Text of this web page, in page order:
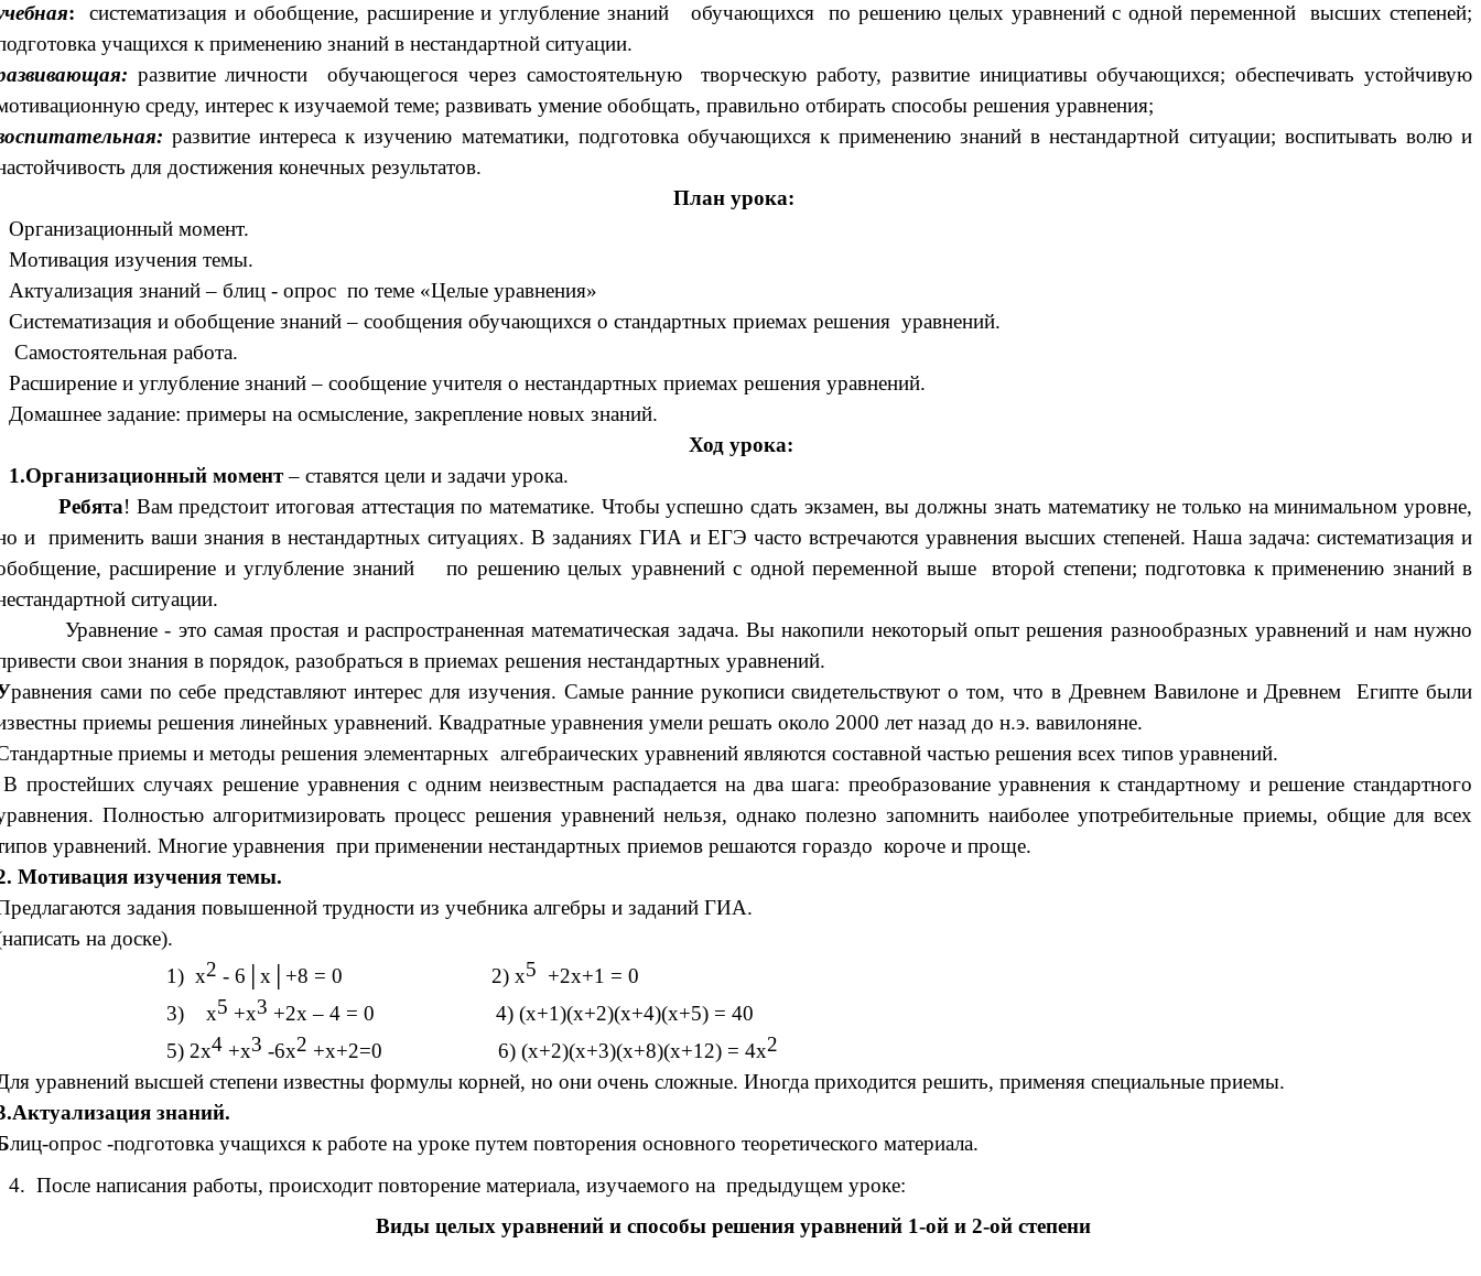
: систематизация и обобщение, расширение и углубление знаний обучающихся по решению целых уравнений с одной переменной высших степеней;
учащихся к применению знаний в нестандартной ситуации.
развитие личности обучающегося через самостоятельную творческую работу, развитие инициативы обучающихся; обеспечивать устойчивую
среду, интерес к изучаемой теме; развивать умение обобщать, правильно отбирать способы решения уравнения;
развитие интереса к изучению математики, подготовка обучающихся к применению знаний в нестандартной ситуации; воспитывать волю и
для достижения конечных результатов.
План урока:
Организационный момент.
Мотивация изучения темы.
Актуализация знаний – блиц - опрос по теме «Целые уравнения»
Систематизация и обобщение знаний – сообщения обучающихся о стандартных приемах решения уравнений.
Самостоятельная работа.
Расширение и углубление знаний – сообщение учителя о нестандартных приемах решения уравнений.
Домашнее задание: примеры на осмысление, закрепление новых знаний.
Ход урока:
1.Организационный момент– ставятся цели и задачи урока.
! Вам предстоит итоговая аттестация по математике. Чтобы успешно сдать экзамен, вы должны знать математику не только на минимальном уровне,
и применить ваши знания в нестандартных ситуациях. В заданиях ГИА и ЕГЭ часто встречаются уравнения высших степеней. Наша задача: систематизация и
расширение и углубление знаний по решению целых уравнений с одной переменной выше второй степени; подготовка к применению знаний в
ситуации.
- это самая простая и распространенная математическая задача. Вы накопили некоторый опыт решения разнообразных уравнений и нам нужно
свои знания в порядок, разобраться в приемах решения нестандартных уравнений.
равнения сами по себе представляют интерес для изучения. Самые ранние рукописи свидетельствуют о том, что в Древнем Вавилоне и Древнем Египте были
приемы решения линейных уравнений. Квадратные уравнения умели решать около 2000 лет назад до н.э. вавилоняне.
приемы и методы решения элементарных алгебраических уравнений являются составной частью решения всех типов уравнений.
простейших случаях решение уравнения с одним неизвестным распадается на два шага: преобразование уравнения к стандартному и решение стандартного
Полностью алгоритмизировать процесс решения уравнений нельзя, однако полезно запомнить наиболее употребительные приемы, общие для всех
уравнений. Многие уравнения при применении нестандартных приемов решаются гораздо короче и проще.
Мотивация изучения темы.
задания повышенной трудности из учебника алгебры и заданий ГИА.
на доске).
х2 - 6│х│+8 = 0 2) х5 +2х+1 = 0
х5 +х3 +2х – 4 = 0 4) (х+1)(х+2)(х+4)(х+5) = 40
2х4 +х3 -6х2 +х+2=0 6) (х+2)(х+3)(х+8)(х+12) = 4х2
уравнений высшей степени известны формулы корней, но они очень сложные. Иногда приходится решить, применяя специальные приемы.
знаний.
лиц-опрос -подготовка учащихся к работе на уроке путем повторения основного теоретического материала.
4. После написания работы, происходит повторение материала, изучаемого на предыдущем уроке:
Виды целых уравнений и способы решения уравнений 1-ой и 2-ой степени